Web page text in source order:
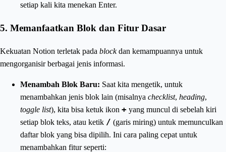
setiap kali kita menekan Enter.
5. Memanfaatkan Blok dan Fitur Dasar
Kekuatan Notion terletak pada blockdan kemampuannya untuk
mengorganisir berbagai jenis informasi.
Menambah Blok Baru: Saat kita mengetik, untuk
menambahkan jenis blok lain (misalnya checklist, heading,
toggle list), kita bisa ketuk ikon + yang muncul di sebelah kiri
setiap blok teks, atau ketik / (garis miring) untuk memunculkan
daftar blok yang bisa dipilih. Ini cara paling cepat untuk
menambahkan fitur seperti: